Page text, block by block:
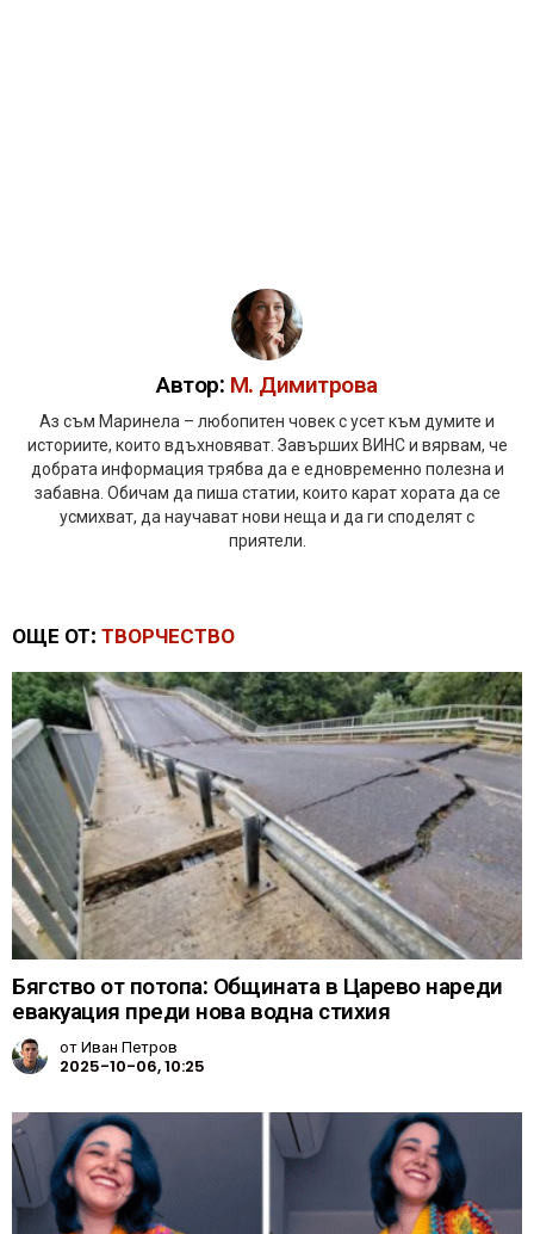
Автор: М. Димитрова
Аз съм Маринела – любопитен човек с усет към думите и
историите, които вдъхновяват. Завърших ВИНС и вярвам, че
добрата информация трябва да е едновременно полезна и
забавна. Обичам да пиша статии, които карат хората да се
усмихват, да научават нови неща и да ги споделят с
приятели.
ОЩЕ ОТ: ТВОРЧЕСТВО
Бягство от потопа: Общината в Царево нареди
евакуация преди нова водна стихия
отИван Петров
2025-10-06, 10:25